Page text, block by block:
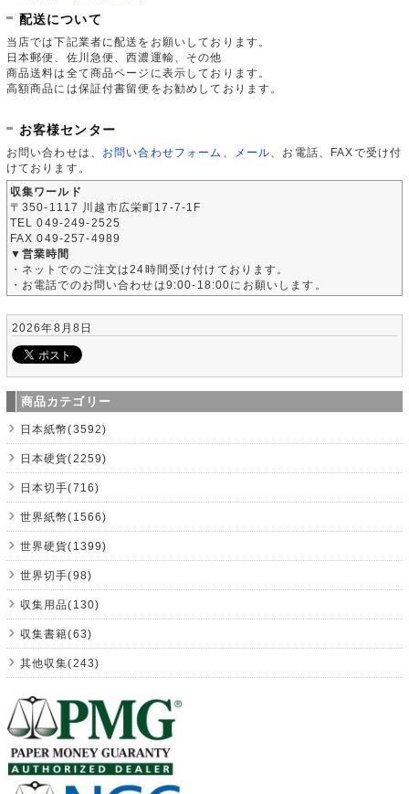
配送について
当店では下記業者に配送をお願いしております。
日本郵便、佐川急便、西濃運輸、その他
商品送料は全て商品ページに表示しております。
高額商品には保証付書留便をお勧めしております。
お客様センター
お問い合わせは、 お問い合わせフォーム メール 、お電話、FAXで受け付
けております。
収集ワールド
〒350-1117 川越市広栄町17-7-1F
TEL 049-249-2525
FAX 049-257-4989
▼営業時間
・ネットでのご注文は24時間受け付けております。
・お電話でのお問い合わせは9:00-18:00にお願いします。
2026年8月8日
商品カテゴリー
日本紙幣(3592)
日本硬貨(2259)
日本切手(716)
世界紙幣(1566)
世界硬貨(1399)
世界切手(98)
収集用品(130)
収集書籍(63)
其他収集(243)